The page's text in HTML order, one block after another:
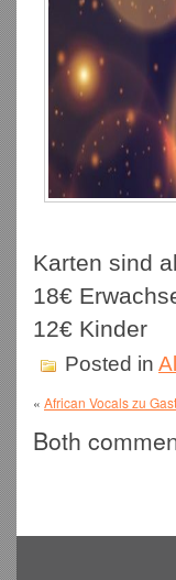
Karten sind
18€
12€ Kinder
Posted in
« African Vocals zu
Both